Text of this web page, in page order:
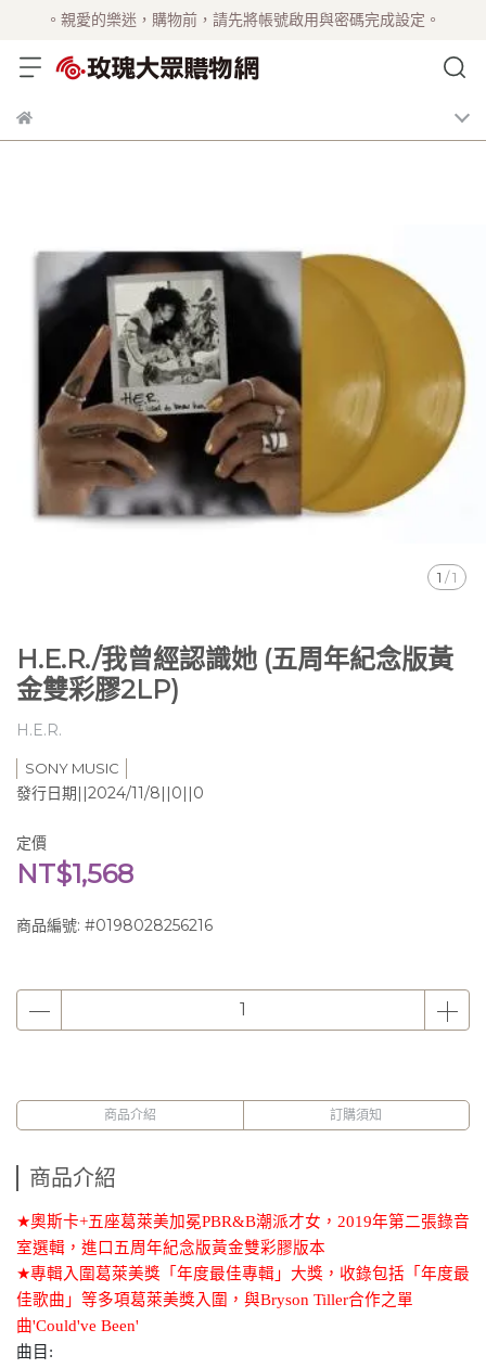
。親愛的樂迷，購物前，請先將帳號啟用與密碼完成設定。
1 /1
H.E.R./我曾經認識她 (五周年紀念版黃
金雙彩膠2LP)
H.E.R.
SONY MUSIC
發行日期||2024/11/8||0||0
定價
NT$1,568
商品編號: #0198028256216
商品介紹 訂購須知
商品介紹
★奧斯卡+五座葛萊美加冕PBR&B潮派才女， 2019年第二張錄音
室選輯，進口五周年紀念版黃金雙彩膠版本
★專輯入圍葛萊美獎「年度最佳專輯」大獎，收錄包括「年度最
佳歌曲」等多項葛萊美獎入圍，與Bryson Tiller合作之單
曲'Could've Been'
曲目 :